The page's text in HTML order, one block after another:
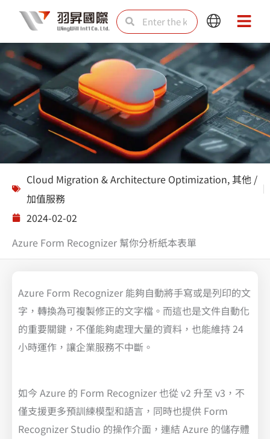
content
SearchSearch
Main
Menu
Main
Menu
Solutions
Cloud Migration & Architecture Optimization, 其他 /
加值服務
2024-02-02
Azure Form Recognizer 幫你分析紙本表單
Azure Form Recognizer 能夠自動將手寫或是列印的文
字，轉換為可複製修正的文字檔。而這也是文件自動化
的重要關鍵，不僅能夠處理大量的資料，也能維持 24
小時運作，讓企業服務不中斷。
如今 Azure 的 Form Recognizer 也從 v2 升至 v3，不
僅支援更多預訓練模型和語言，同時也提供 Form
Recognizer Studio 的操作介面，連結 Azure 的儲存體